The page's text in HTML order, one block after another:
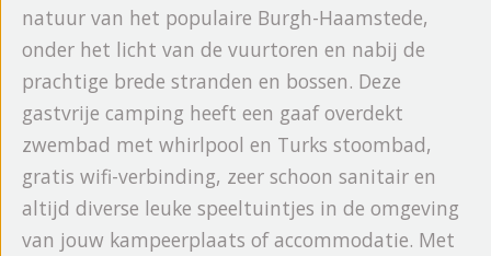
natuur van het populaire Burgh-Haamstede,
onder het licht van de vuurtoren en nabij de
prachtige brede stranden en bossen. Deze
gastvrije camping heeft een gaaf overdekt
zwembad met whirlpool en Turks stoombad,
gratis wifi-verbinding, zeer schoon sanitair en
altijd diverse leuke speeltuintjes in de omgeving
van jouw kampeerplaats of accommodatie. Met